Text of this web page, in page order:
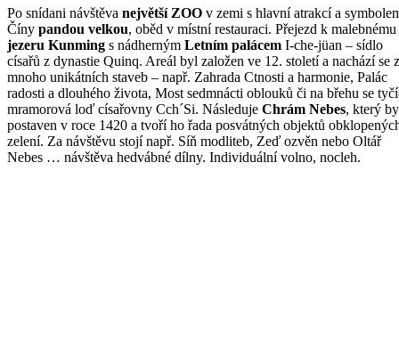
Po snídani návštěva největší ZOO v zemi s hlavní atrakcí a
Číny pandou velkou, oběd v místní restauraci. Přejezd k malebnému
jezeru Kunming s nádherným Letním palácem I-che-jüan – sídlo
císařů z dynastie Quinq. Areál byl založen ve 12. století a nachází se
mnoho unikátních staveb – např. Zahrada Ctnosti a harmonie, Palác
radosti a dlouhého života, Most sedmnácti oblouků či na břehu se
mramorová loď císařovny Cch´Si. Následuje Chrám Nebes, který
postaven v roce 1420 a tvoří ho řada posvátných objektů
zelení. Za návštěvu stojí např. Síň modliteb, Zeď ozvěn nebo Oltář
Nebes … návštěva hedvábné dílny. Individuální volno, nocleh.